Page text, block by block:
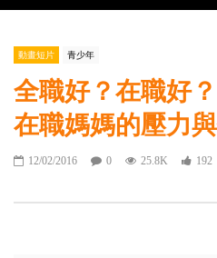
動畫短片 青少年
全職好？在職好
在職媽媽的壓力
12/02/2016 0 25.8K 192